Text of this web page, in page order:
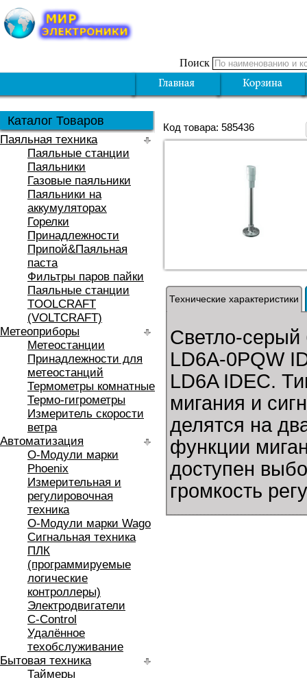
Поиск
Каталог Товаров
Паяльная техника
Паяльные станции
Паяльники
Газовые паяльники
Паяльники на
аккумуляторах
Горелки
Принадлежности
Припой&Паяльная
паста
Фильтры паров пайки
Паяльные станции
TOOLCRAFT
(VOLTCRAFT)
Метеоприборы
Метеостанции
Принадлежности для
метеостанций
Термометры комнатные
Термо-гигрометры
Измеритель скорости
ветра
Автоматизация
O-Модули марки
Phoenix
Измерительная и
регулировочная
техника
O-Модули марки Wago
Сигнальная техника
ПЛК
(программируемые
логические
контроллеры)
Электродвигатели
C-Control
Удалённое
техобслуживание
Бытовая техника
Таймеры
Код товара: 585436
Технические характеристики
Светло-серый
LD6A-0PQW
LD6A IDEC.
мигания и
делятся на
функции
доступен
громкость